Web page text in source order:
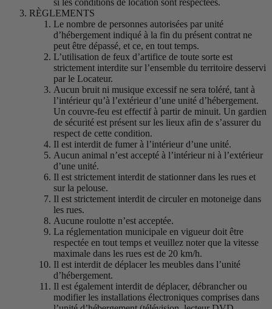
si les conditions de location sont respectées.
RÈGLEMENTS
Le nombre de personnes autorisées par unité
d’hébergement indiqué à la fin du présent contrat ne
peut être dépassé, et ce, en tout temps.
L’utilisation de feux d’artifice de toute sorte est
strictement interdite sur l’ensemble du territoire desservi
par le Locateur.
Aucun bruit ni musique excessif ne sera toléré, tant à
l’intérieur qu’à l’extérieur d’une unité d’hébergement.
Un couvre-feu est effectif à partir de minuit. Un gardien
de sécurité est présent sur les lieux afin de s’assurer du
respect de cette condition.
Il est interdit de fumer à l’intérieur d’une unité.
Aucun animal n’est accepté à l’intérieur ni à l’extérieur
d’une unité.
Il est strictement interdit de stationner dans les rues et
sur la pelouse.
Il est strictement interdit de circuler en motoneige dans
les rues.
Aucune roulotte n’est acceptée.
La réglementation municipale en vigueur doit être
respectée en tout temps et veuillez noter que la vitesse
maximale dans les rues est de 20 km/h.
Il est interdit de déplacer les meubles dans l’unité
d’hébergement.
Il est également interdit de déplacer, débrancher ou
modifier les installations électroniques comprises dans